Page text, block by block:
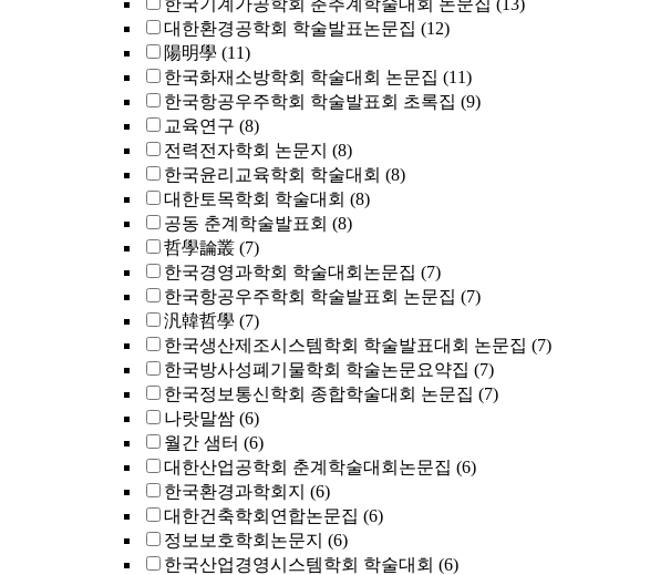
한국기계가공학회 춘추계학술대회 논문집 (13)
대한환경공학회 학술발표논문집 (12)
陽明學 (11)
한국화재소방학회 학술대회 논문집 (11)
한국항공우주학회 학술발표회 초록집 (9)
교육연구 (8)
전력전자학회 논문지 (8)
한국윤리교육학회 학술대회 (8)
대한토목학회 학술대회 (8)
공동 춘계학술발표회 (8)
哲學論叢 (7)
한국경영과학회 학술대회논문집 (7)
한국항공우주학회 학술발표회 논문집 (7)
汎韓哲學 (7)
한국생산제조시스템학회 학술발표대회 논문집 (7)
한국방사성폐기물학회 학술논문요약집 (7)
한국정보통신학회 종합학술대회 논문집 (7)
나랏말쌈 (6)
월간 샘터 (6)
대한산업공학회 춘계학술대회논문집 (6)
한국환경과학회지 (6)
대한건축학회연합논문집 (6)
정보보호학회논문지 (6)
한국산업경영시스템학회 학술대회 (6)